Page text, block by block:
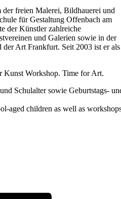
freien Malerei, Bildhauerei und
für Gestaltung Offenbach am
der Künstler zahlreiche
und Galerien sowie in der
Art Frankfurt. Seit 2003 ist er als
Kunst Workshop. Time for Art.
Schulalter sowie Geburtstags-
aged children as well as